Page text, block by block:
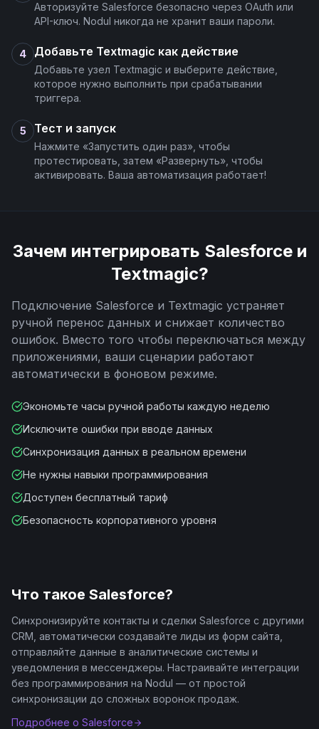
Авторизуйте Salesforce безопасно через OAuth или
API-ключ. Nodul никогда не хранит ваши пароли.
4 Добавьте Textmagic как действие
Добавьте узел Textmagic и выберите действие,
которое нужно выполнить при срабатывании
триггера.
5 Тест и запуск
Нажмите «Запустить один раз», чтобы
протестировать, затем «Развернуть», чтобы
активировать. Ваша автоматизация работает!
Зачем интегрировать Salesforceи
Textmagic?
Подключение Salesforce и Textmagic устраняет
ручной перенос данных и снижает количество
ошибок. Вместо того чтобы переключаться между
приложениями, ваши сценарии работают
автоматически в фоновом режиме.
Экономьте часы ручной работы каждую неделю
Исключите ошибки при вводе данных
Синхронизация данных в реальном времени
Не нужны навыки программирования
Доступен бесплатный тариф
Безопасность корпоративного уровня
Что такое Salesforce?
Синхронизируйте контакты и сделки Salesforce с другими
CRM, автоматически создавайте лиды из форм сайта,
отправляйте данные в аналитические системы и
уведомления в мессенджеры. Настраивайте интеграции
без программирования на Nodul — от простой
синхронизации до сложных воронок продаж.
Подробнее о Salesforce